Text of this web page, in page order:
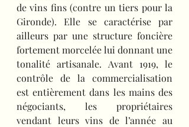
de vins fins (contre un tiers pour la
Gironde). Elle se caractérise par
ailleurs par une structure foncière
fortement morcelée lui donnant une
tonalité artisanale. Avant 1919, le
contrôle de la commercialisation
est entièrement dans les mains des
négociants, les propriétaires
vendant leurs vins de l’année au